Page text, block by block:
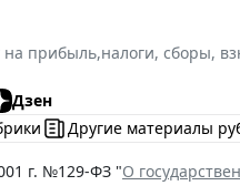
на прибыль,налоги, сборы,
Дзен
Другие материалы
г. №129-ФЗ "О